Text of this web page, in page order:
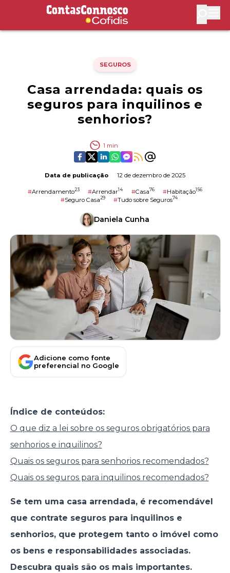
Contas Connosco by Cofidis
SEGUROS
Casa arrendada: quais os
seguros para inquilinos e
senhorios?
1 min
Data de publicação 12 de dezembro de 2025
#Arrendamento23 #Arrendar14 #Casa76 #Habitação156
#Seguro Casa29 #Tudo sobre Seguros74
Daniela Cunha
Adicione como fonte
preferencial no Google
Índice de conteúdos:
O que diz a lei sobre os seguros obrigatórios para
senhorios e inquilinos?
Quais os seguros para senhorios recomendados?
Quais os seguros para inquilinos recomendados?
Se tem uma casa arrendada, é recomendável
que contrate seguros para inquilinos e
senhorios, que protegem tanto o imóvel como
os bens e responsabilidades associadas.
Descubra quais são os mais importantes.